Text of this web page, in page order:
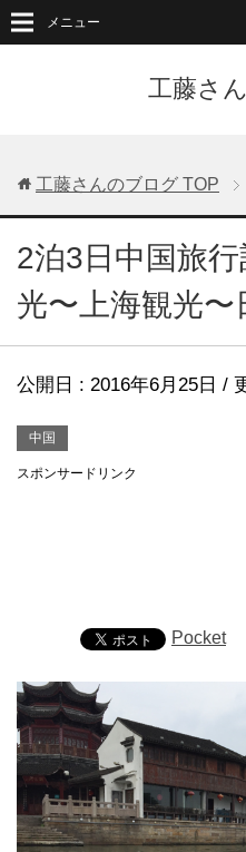
工藤さ
メニュー
工藤さんのブログ TOP
2泊3日中国旅
光〜上海観光〜
公開日 : 2016年6月25日 /
中国
スポンサードリンク
Pocket